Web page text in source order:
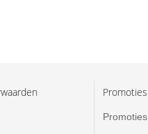
Promoties
Promoties